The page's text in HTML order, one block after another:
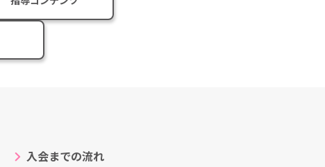
入会までの流れ